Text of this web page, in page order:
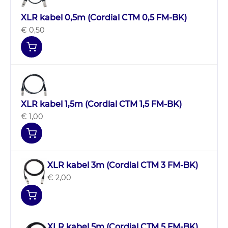
XLR kabel 0,5m (Cordial CTM 0,5 FM-BK)
€ 0,50
XLR kabel 1,5m (Cordial CTM 1,5 FM-BK)
€ 1,00
XLR kabel 3m (Cordial CTM 3 FM-BK)
€ 2,00